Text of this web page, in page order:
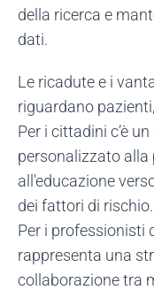
della ricerca e
dati.
Le ricadute e i
riguardano
Per i cittadini c’è
personalizzato alla
all'educazione
dei fattori di rischio.
Per i professionisti
rappresenta una
collaborazione tra